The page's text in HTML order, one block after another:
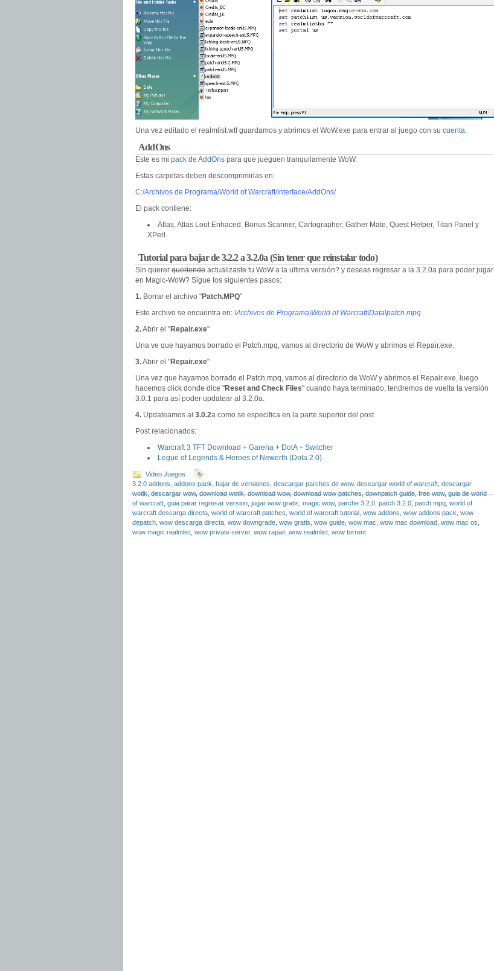
Una vez editado el realmlist.wtf guardamos y abrimos el WoW.exe para entrar al juego con su cuenta.
AddOns
Este es mi pack de AddOns para que jueguen tranquilamente WoW.
Estas carpetas deben descomprimirlas en:
C:/Archivos de Programa/World of Warcraft/Interface/AddOns/
El pack contiene:
Atlas, Atlas Loot Enhaced, Bonus Scanner, Cartographer, Gather Mate, Quest Helper, Titan Panel y
XPerl.
Tutorial para bajar de 3.2.2 a 3.2.0a (Sin tener que reinstalar todo)
Sin querer queriendo actualizaste tu WoW a la ultima versión? y deseas regresar a la 3.2.0a para poder jugar
en Magic-WoW? Sigue los siguientes pasos:
1. Borrar el archivo "Patch.MPQ"
Este archivo se encuentra en: \Archivos de Programa\World of Warcraft\Data\patch.mpq
2.Abrir el "Repair.exe"
Una ve que hayamos borrado el Patch.mpq, vamos al directorio de WoW y abrimos el Repair.exe.
3.Abrir el "Repair.exe"
Una vez que hayamos borrado el Patch.mpq, vamos al directorio de WoW y abrimos el Repair.exe, luego
hacemos click donde dice "Reset and Check Files" cuando haya terminado, tendremos de vuelta la versión
3.0.1 para así poder updatear al 3.2.0a.
4. Updateamos al 3.0.2a como se especifica en la parte superior del post.
Post relacionados:
Warcraft 3 TFT Download + Garena + DotA + Switcher
Legue of Legends & Heroes of Newerth (Dota 2.0)
Video Juegos
3.2.0 addons addons pack bajar de versiones descargar parches de wow, descargar world of warcraft descargar
wotlk,descargar wow,download wotlk,download wow,download wow patches,downpatch guide,free wow,guia de world
of warcraft guia parar regresar version jugar wow gratis magic wow, parche 3.2.0 patch 3.2.0 patch mpq world of
warcraft descarga directa world of warcraft patches world of warcraft tutorial wow addons wow addons pack wow
depatch wow descarga directa wow downgrade wow gratis wow guide wow mac wow mac download wow mac os
wow magic realmlist wow private server, wow rapair, wow realmlist wow torrent